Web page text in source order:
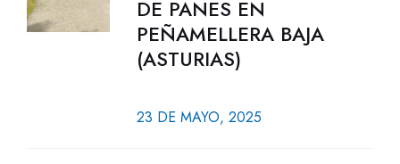
DE PANES EN
PEÑAMELLERA BAJA
(ASTURIAS)
23 DE MAYO, 2025